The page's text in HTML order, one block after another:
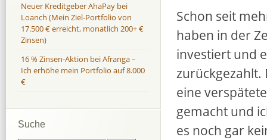
Schon seit
haben in der
investiert und
zurückgezahlt.
eine
gemacht und
es noch gar
Neuer Kreditgeber AhaPay bei
Loanch (Mein Ziel-Portfolio von
17.500 € erreicht, monatlich 200+ €
Zinsen)
16 % Zinsen-Aktion bei Afranga –
Ich erhöhe mein Portfolio auf 8.000
€
Suche